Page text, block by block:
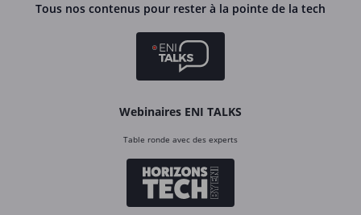
Tous nos contenus pour rester à la pointe de la tech
Webinaires ENI TALKS
Table ronde avec des experts